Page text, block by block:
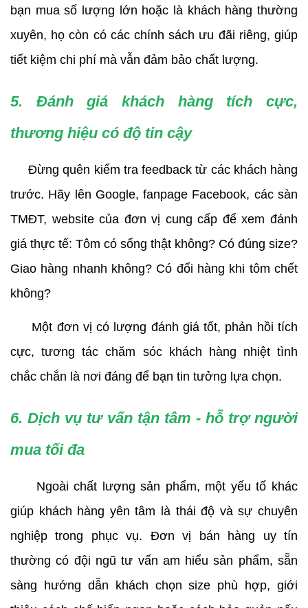
bạn mua số lượng lớn hoặc là khách hàng thường
xuyên, họ còn có các chính sách ưu đãi riêng, giúp
tiết kiệm chi phí mà vẫn đảm bảo chất lượng.
5. Đánh giá khách hàng tích cực,
thương hiệu có độ tin cậy
Đừng quên kiểm tra feedback từ các khách hàng
trước. Hãy lên Google, fanpage Facebook, các sàn
TMĐT, website của đơn vị cung cấp để xem đánh
giá thực tế: Tôm có sống thật không? Có đúng size?
Giao hàng nhanh không? Có đổi hàng khi tôm chết
không?
Một đơn vị có lượng đánh giá tốt, phản hồi tích
cực, tương tác chăm sóc khách hàng nhiệt tình
chắc chắn là nơi đáng để bạn tin tưởng lựa chọn.
6. Dịch vụ tư vấn tận tâm - hỗ trợ người
mua tối đa
Ngoài chất lượng sản phẩm, một yếu tố khác
giúp khách hàng yên tâm là thái độ và sự chuyên
nghiệp trong phục vụ. Đơn vị bán hàng uy tín
thường có đội ngũ tư vấn am hiểu sản phẩm, sẵn
sàng hướng dẫn khách chọn size phù hợp, giới